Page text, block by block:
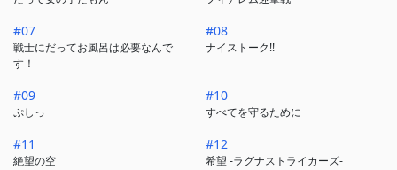
#07
戦士にだってお風呂は必要なんで
す！
#08
ナイストーク!!
#09
ぷしっ
#10
すべてを守るために
#11
絶望の空
#12
希望 -ラグナストライカーズ-